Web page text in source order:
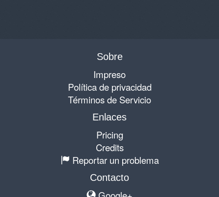
Sobre
Impreso
Política de privacidad
Términos de Servicio
Enlaces
Pricing
Credits
Reportar un problema
Contacto